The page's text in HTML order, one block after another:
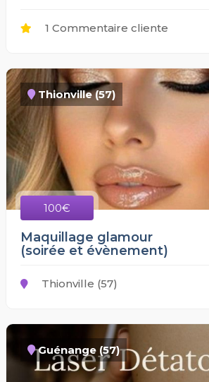
1 Commentaire cliente
Thionville (57)
100€
Maquillage glamour
(soirée et évènement)
Thionville (57)
Guénange (57)